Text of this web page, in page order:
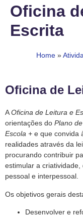
Oficina
Escrita
Home»
Oficina de
AOficina de Leitura e
orientações do Plano
Escola + e que convida
realidades através da
procurando contribuir
estimular a
pessoal e interpessoal.
Os objetivos gerais
Desenvolver e